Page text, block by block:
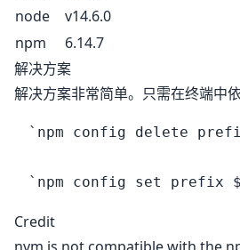
node
v14.6.0
npm
6.14.7
解决方案
解决方案非常简单。只需在终端中
`npm config delete
Credit